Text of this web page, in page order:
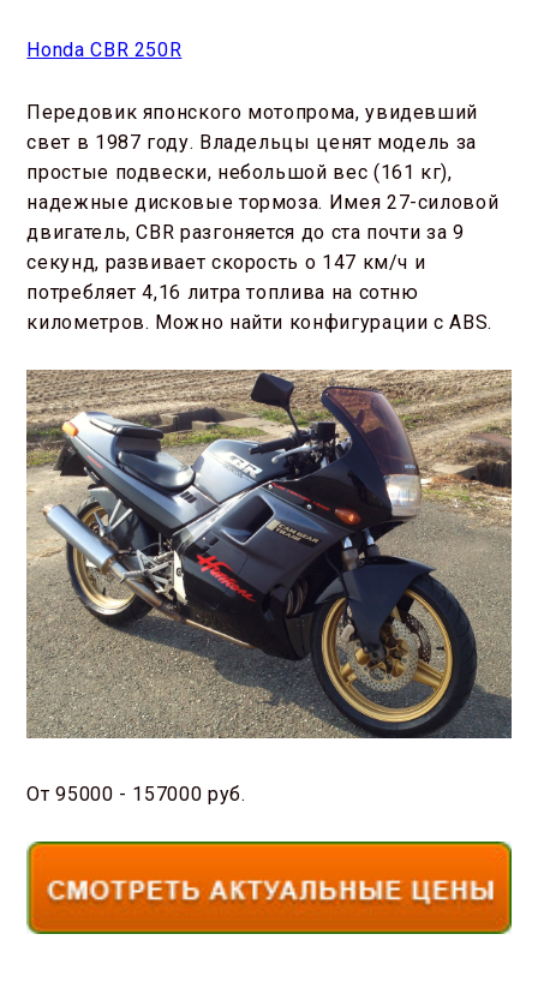
Honda CBR 250R
Передовик японского мотопрома, увидевший
свет в 1987 году. Владельцы ценят модель за
простые подвески, небольшой вес (161 кг),
надежные дисковые тормоза. Имея 27-силовой
двигатель, CBR разгоняется до ста почти за 9
секунд, развивает скорость о 147 км/ч и
потребляет 4,16 литра топлива на сотню
километров. Можно найти конфигурации с ABS.
От 95000 - 157000 руб.